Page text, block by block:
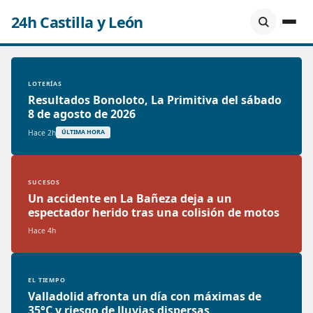
24h Castilla y León
LOTERÍAS
Resultados Bonoloto, La Primitiva del sábado
8 de agosto de 2026
Hace 2h ÚLTIMA HORA
SUCESOS
Un accidente en La Bañeza deja a un
espectador herido tras una colisión de motos
Hace 4h
EL TIEMPO
Valladolid afronta un día con máximas de